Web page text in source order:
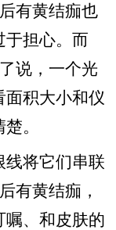
有黄结痂也
于担心。而
说，一个光
积大小和仪
。
线将它们串联
有黄结痂，
嘱、和皮肤的